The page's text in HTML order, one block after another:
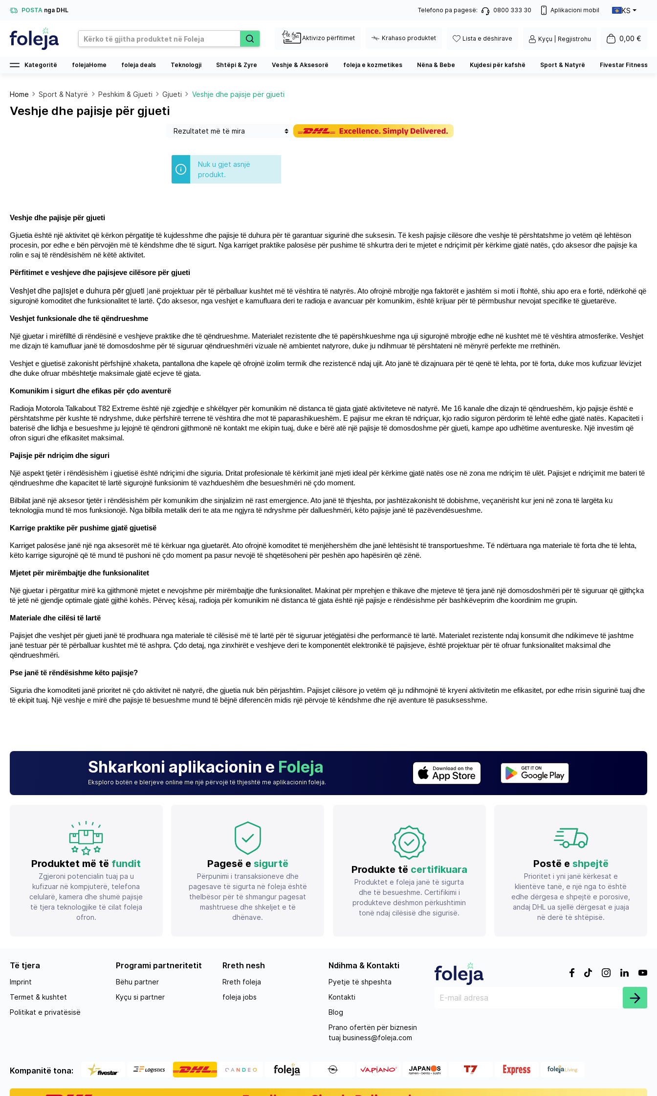
POSTA nga DHL Telefono pa pagesë: 0800 333 30 Aplikacioni mobil KS
Aktivizo përfitimet Krahaso produktet Lista e dëshirave Kyçu | Regjistrohu 0,00 €
Kategoritë folejaHome foleja deals Teknologji Shtëpi & Zyre Veshje & Aksesorë foleja e kozmetikes Nëna & Bebe Kujdesi për kafshë Sport & Natyrë Fivestar Fitness
Home Sport & Natyrë Peshkim & Gjueti Gjueti Veshje dhe pajisje për gjueti
Veshje dhe pajisje për gjueti
Nuk u gjet asnjë
produkt.
Veshje dhe pajisje për gjueti
Gjuetia është një aktivitet që kërkon përgatitje të kujdesshme dhe pajisje të duhura për të garantuar sigurinë dhe suksesin. Të kesh pajisje cilësore dhe veshje të përshtatshme jo vetëm që lehtëson
procesin, por edhe e bën përvojën më të këndshme dhe të sigurt. Nga karriget praktike palosëse për pushime të shkurtra deri te mjetet e ndriçimit për kërkime gjatë natës, çdo aksesor dhe pajisje ka
rolin e saj të rëndësishëm në këtë aktivitet.
Përfitimet e veshjeve dhe pajisjeve cilësore për gjueti
Veshjet dhe pajisjet e duhura për gjueti janë projektuar për të përballuar kushtet më të vështira të natyrës. Ato ofrojnë mbrojtje nga faktorët e jashtëm si moti i ftohtë, shiu apo era e fortë, ndërkohë që
sigurojnë komoditet dhe funksionalitet të lartë. Çdo aksesor, nga veshjet e kamufluara deri te radioja e avancuar për komunikim, është krijuar për të përmbushur nevojat specifike të gjuetarëve.
Veshjet funksionale dhe të qëndrueshme
Një gjuetar i mirëfilltë di rëndësinë e veshjeve praktike dhe të qëndrueshme. Materialet rezistente dhe të papërshkueshme nga uji sigurojnë mbrojtje edhe në kushtet më të vështira atmosferike. Veshjet
me dizajn të kamufluar janë të domosdoshme për të siguruar qëndrueshmëri vizuale në ambientet natyrore, duke ju ndihmuar të përshtateni në mënyrë perfekte me rrethinën.
Veshjet e gjuetisë zakonisht përfshijnë xhaketa, pantallona dhe kapele që ofrojnë izolim termik dhe rezistencë ndaj ujit. Ato janë të dizajnuara për të qenë të lehta, por të forta, duke mos kufizuar lëvizjet
dhe duke ofruar mbështetje maksimale gjatë ecjeve të gjata.
Komunikim i sigurt dhe efikas për çdo aventurë
Radioja Motorola Talkabout T82 Extreme është një zgjedhje e shkëlqyer për komunikim në distanca të gjata gjatë aktiviteteve në natyrë. Me 16 kanale dhe dizajn të qëndrueshëm, kjo pajisje është e
përshtatshme për kushte të ndryshme, duke përfshirë terrene të vështira dhe mot të paparashikueshëm. E pajisur me ekran të ndriçuar, kjo radio siguron përdorim të lehtë edhe gjatë natës. Kapaciteti i
baterisë dhe lidhja e besueshme ju lejojnë të qëndroni gjithmonë në kontakt me ekipin tuaj, duke e bërë atë një pajisje të domosdoshme për gjueti, kampe apo udhëtime aventureske. Një investim që
ofron siguri dhe efikasitet maksimal.
Pajisje për ndriçim dhe siguri
Një aspekt tjetër i rëndësishëm i gjuetisë është ndriçimi dhe siguria. Dritat profesionale të kërkimit janë mjeti ideal për kërkime gjatë natës ose në zona me ndriçim të ulët. Pajisjet e ndriçimit me bateri të
qëndrueshme dhe kapacitet të lartë sigurojnë funksionim të vazhdueshëm dhe besueshmëri në çdo moment.
Bilbilat janë një aksesor tjetër i rëndësishëm për komunikim dhe sinjalizim në rast emergjence. Ato janë të thjeshta, por jashtëzakonisht të dobishme, veçanërisht kur jeni në zona të largëta ku
teknologjia mund të mos funksionojë. Nga bilbila metalik deri te ata me ngjyra të ndryshme për dallueshmëri, këto pajisje janë të pazëvendësueshme.
Karrige praktike për pushime gjatë gjuetisë
Karriget palosëse janë një nga aksesorët më të kërkuar nga gjuetarët. Ato ofrojnë komoditet të menjëhershëm dhe janë lehtësisht të transportueshme. Të ndërtuara nga materiale të forta dhe të lehta,
këto karrige sigurojnë që të mund të pushoni në çdo moment pa pasur nevojë të shqetësoheni për peshën apo hapësirën që zënë.
Mjetet për mirëmbajtje dhe funksionalitet
Një gjuetar i përgatitur mirë ka gjithmonë mjetet e nevojshme për mirëmbajtje dhe funksionalitet. Makinat për mprehjen e thikave dhe mjeteve të tjera janë një domosdoshmëri për të siguruar që gjithçka
të jetë në gjendje optimale gjatë gjithë kohës. Përveç kësaj, radioja për komunikim në distanca të gjata është një pajisje e rëndësishme për bashkëveprim dhe koordinim me grupin.
Materiale dhe cilësi të lartë
Pajisjet dhe veshjet për gjueti janë të prodhuara nga materiale të cilësisë më të lartë për të siguruar jetëgjatësi dhe performancë të lartë. Materialet rezistente ndaj konsumit dhe ndikimeve të jashtme
janë testuar për të përballuar kushtet më të ashpra. Çdo detaj, nga zinxhirët e veshjeve deri te komponentët elektronikë të pajisjeve, është projektuar për të ofruar funksionalitet maksimal dhe
qëndrueshmëri.
Pse janë të rëndësishme këto pajisje?
Siguria dhe komoditeti janë prioritet në çdo aktivitet në natyrë, dhe gjuetia nuk bën përjashtim. Pajisjet cilësore jo vetëm që ju ndihmojnë të kryeni aktivitetin me efikasitet, por edhe rrisin sigurinë tuaj dhe
të ekipit tuaj. Një veshje e mirë dhe pajisje të besueshme mund të bëjnë diferencën midis një përvoje të këndshme dhe një aventure të pasuksesshme.
Shkarkoni aplikacionin e Foleja
Eksploro botën e blerjeve online me një përvojë të thjeshtë me aplikacionin foleja.
Produktet më të fundit
Zgjeroni potencialin tuaj pa u
kufizuar në kompjuterë, telefona
celularë, kamera dhe shumë pajisje
të tjera teknologjike të cilat foleja
ofron.
Pagesë e sigurtë
Përpunimi i transaksioneve dhe
pagesave të sigurta në foleja është
thelbësor për të shmangur pagesat
mashtruese dhe shkeljet e të
dhënave.
Produkte të certifikuara
Produktet e foleja janë të sigurta
dhe të besueshme. Certifikimi i
produkteve dëshmon përkushtimin
tonë ndaj cilësisë dhe sigurisë.
Postë e shpejtë
Prioritet i yni janë kërkesat e
klientëve tanë, e një nga to është
edhe dërgesa e shpejtë e porosive,
andaj DHL ua sjellë dërgesat e juaja
në derë të shtëpisë.
Të tjera
Imprint
Termet & kushtet
Politikat e privatësisë
Programi partneritetit
Bëhu partner
Kyçu si partner
Rreth nesh
Rreth foleja
foleja jobs
Ndihma & Kontakti
Pyetje të shpeshta
Kontakti
Blog
Prano ofertën për biznesin
tuaj business@foleja.com
Kompanitë tona: